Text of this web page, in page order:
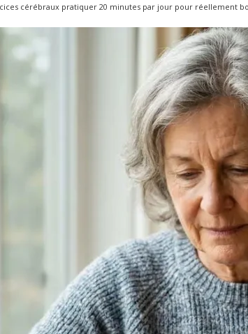
cérébraux pratiquer 20 minutes par jour pour réellement